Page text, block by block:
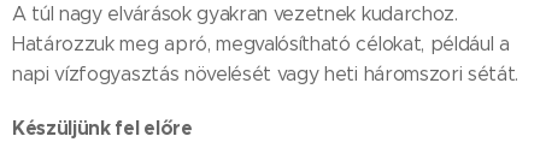
A túl nagy elvárások gyakran vezetnek kudarchoz.
Határozzuk meg apró, megvalósítható célokat, például a
napi vízfogyasztás növelését vagy heti háromszori sétát.
Készüljünk fel előre